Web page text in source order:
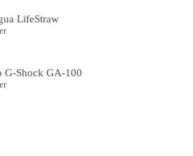
LifeStraw
G-Shock GA-100